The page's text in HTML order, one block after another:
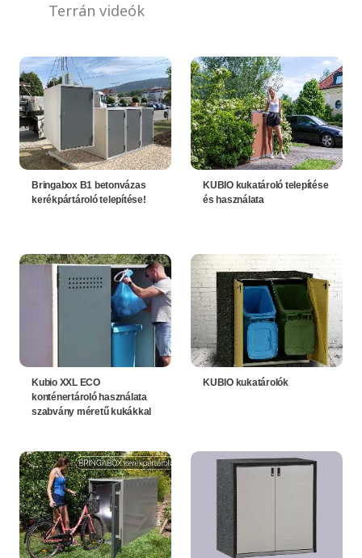
Terrán videók
Bringabox B1 betonvázas
kerékpártároló telepítése!
KUBIO kukatároló telepítése
és használata
Kubio XXL ECO
konténertároló használata
szabvány méretű kukákkal
KUBIO kukatárolók